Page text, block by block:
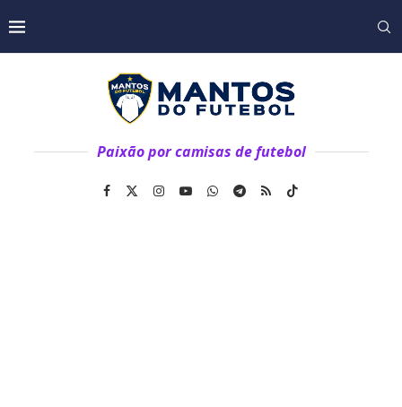
Paixão por camisas de futebol